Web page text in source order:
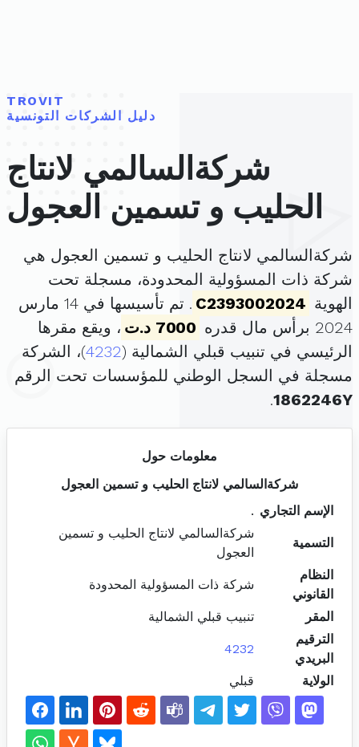
TROVIT
دليل الشركات التونسية
شركةالسالمي لانتاج
الحليب و تسمين العجول
شركةالسالمي لانتاج الحليب و تسمين العجول هي
شركة ذات المسؤولية المحدودة، مسجلة تحت
الهوية C2393002024
. تم تأسيسها في 14 مارس
2024 برأس مال قدره
7000 د.ت
، ويقع مقرها
الرئيسي في تنبيب قبلي الشمالية (4232)، الشركة
مسجلة في السجل الوطني للمؤسسات تحت الرقم
1862246Y
.
معلومات حول
شركةالسالمي لانتاج الحليب و تسمين العجول
الإسم التجاري .
التسمية
شركةالسالمي لانتاج الحليب و تسمين
العجول
النظام
القانوني
شركة ذات المسؤولية المحدودة
المقر
تنبيب قبلي الشمالية
الترقيم
البريدي
4232
الولاية قبلي